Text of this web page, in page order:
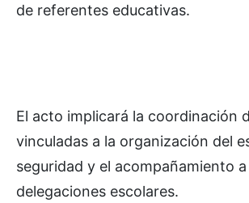
de referentes educativas.
El acto implicará la coordinación
vinculadas a la organización del
seguridad y el acompañamiento a
delegaciones escolares.